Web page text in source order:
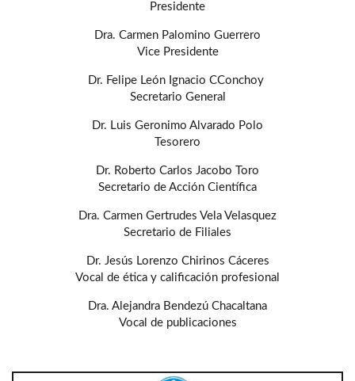
Presidente
Dra. Carmen Palomino Guerrero
Vice Presidente
Dr. Felipe León Ignacio CConchoy
Secretario General
Dr. Luis Geronimo Alvarado Polo
Tesorero
Dr. Roberto Carlos Jacobo Toro
Secretario de Acción Científica
Dra. Carmen Gertrudes Vela Velasquez
Secretario de Filiales
Dr. Jesús Lorenzo Chirinos Cáceres
Vocal de ética y calificación profesional
Dra. Alejandra Bendezú Chacaltana
Vocal de publicaciones